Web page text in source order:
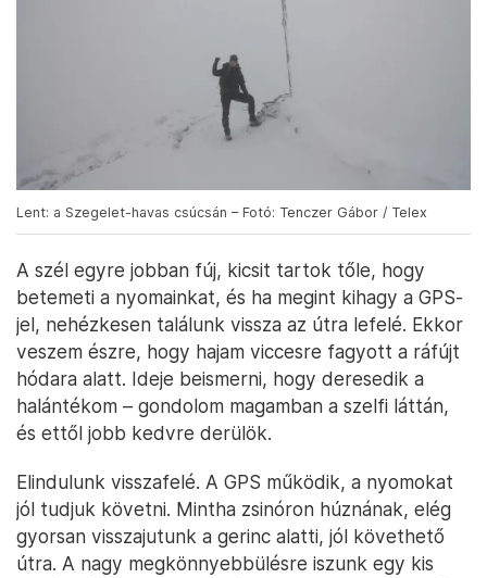
Lent: a Szegelet-havas csúcsán – Fotó: Tenczer Gábor / Telex
A szél egyre jobban fúj, kicsit tartok tőle, hogy
betemeti a nyomainkat, és ha megint kihagy a GPS-
jel, nehézkesen találunk vissza az útra lefelé. Ekkor
veszem észre, hogy hajam viccesre fagyott a ráfújt
hódara alatt. Ideje beismerni, hogy deresedik a
halántékom – gondolom magamban a szelfi láttán,
és ettől jobb kedvre derülök.
Elindulunk visszafelé. A GPS működik, a nyomokat
jól tudjuk követni. Mintha zsinóron húznának, elég
gyorsan visszajutunk a gerinc alatti, jól követhető
útra. A nagy megkönnyebbülésre iszunk egy kis